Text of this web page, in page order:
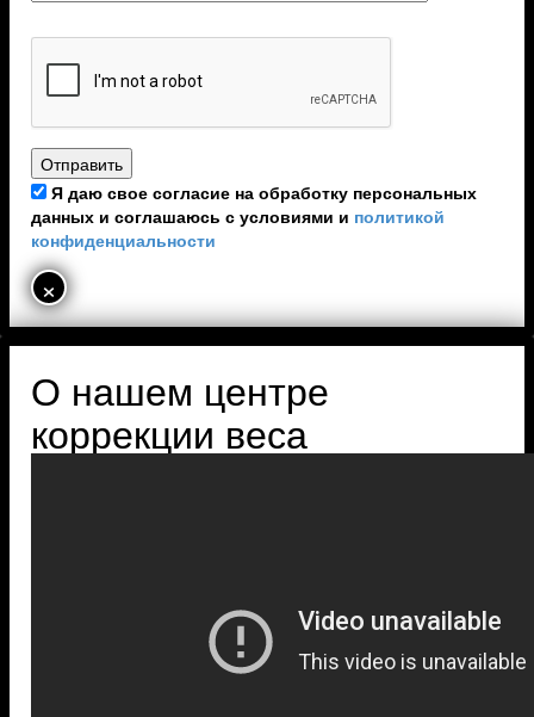
Я даю свое согласие на обработку персональных
данных и соглашаюсь с условиями и политикой
конфиденциальности
×
О нашем центре
коррекции веса